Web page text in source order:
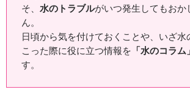
そ、 水のトラブルがいつ発生してもおか
ん。
日頃から気を付けておくことや、いざ水
こった際に役に立つ情報を 「水のコラム」
す。